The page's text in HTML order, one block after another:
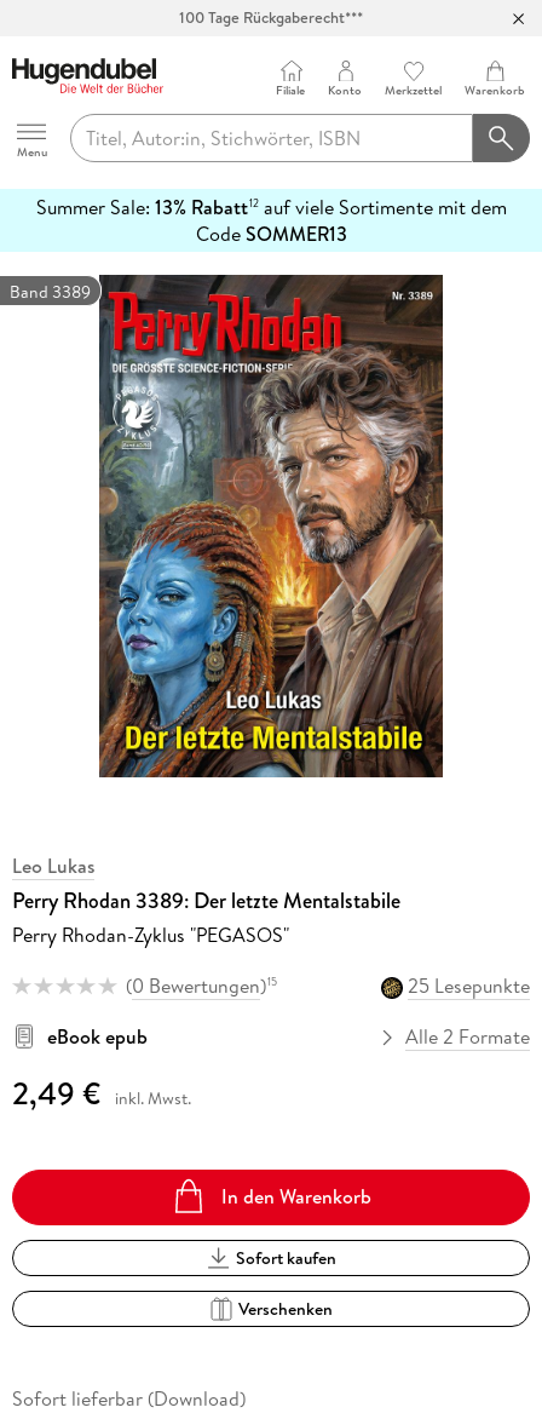
100 Tage Rückgaberecht***
Hugendubel
Menu
Filiale Konto Merkzettel Warenkorb
Summer Sale: 13% Rabatt12auf viele Sortimente mit dem
CodeSOMMER13
erfahren
Band 3389
Leo Lukas
Perry Rhodan 3389: Der letzte Mentalstabile
Perry Rhodan-Zyklus "PEGASOS"
(0 Bewertungen)15
25 Lesepunkte
eBook epub
Alle 2 Formate
2,49 € inkl. Mwst.
In den Warenkorb
Sofort kaufen
Verschenken
Sofort lieferbar (Download)